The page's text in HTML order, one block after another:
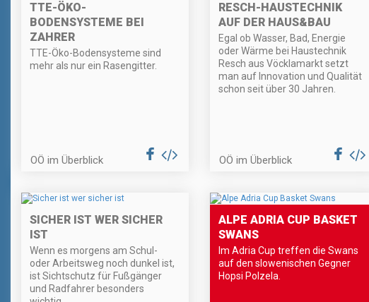
TTE-ÖKO-
BODENSYSTEME BEI
ZAHRER
TTE-Öko-Bodensysteme sind
mehr als nur ein Rasengitter.
OÖ im Überblick
RESCH-HAUSTECHNIK
AUF DER HAUS&BAU
Egal ob Wasser, Bad, Energie
oder Wärme bei Haustechnik
Resch aus Vöcklamarkt setzt
man auf Innovation und Qualität
schon seit über 30 Jahren.
OÖ im Überblick
SICHER IST WER SICHER
IST
Wenn es morgens am Schul-
oder Arbeitsweg noch dunkel ist,
ist Sichtschutz für Fußgänger
und Radfahrer besonders
ALPE ADRIA CUP BASKET
SWANS
Im Adria Cup treffen die Swans
auf den slowenischen Gegner
Hopsi Polzela.